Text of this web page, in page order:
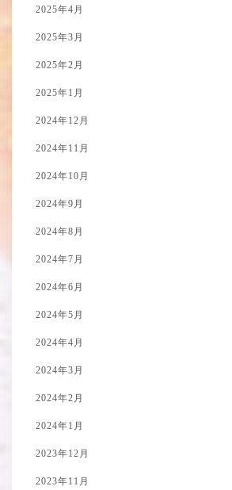
2025年4月
2025年3月
2025年2月
2025年1月
2024年12月
2024年11月
2024年10月
2024年9月
2024年8月
2024年7月
2024年6月
2024年5月
2024年4月
2024年3月
2024年2月
2024年1月
2023年12月
2023年11月